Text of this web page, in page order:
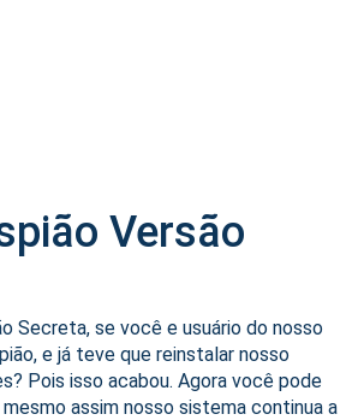
Versão
Secreta, se você e usuário do nosso
e já teve que reinstalar nosso
Pois isso acabou. Agora você pode
assim nosso sistema continua a